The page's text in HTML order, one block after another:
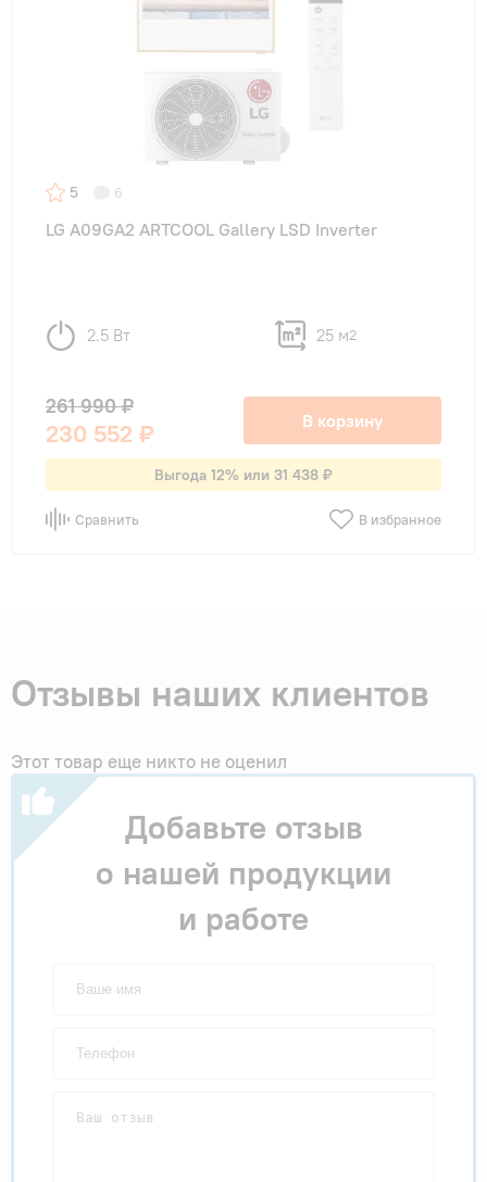
5 6
LG A09GA2 ARTCOOL Gallery LSD Inverter
2.5 Вт 25 м2
261 990 ₽
230 552 ₽ В корзину
Выгода 12% или 31 438 ₽
Сравнить В избранное
Отзывы наших клиентов
Этот товар еще никто не оценил
Добавьте отзыв
о нашей продукции
и работе